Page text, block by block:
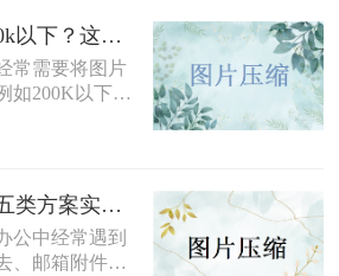
片质量。
图片如何压缩到200k以下？这三种方法简单又高效！
常需要将图片
如200K以下，
网站上传或社
么图片如何压
有效方法，帮
，同时保持较
图片压缩怎么弄？五类方案实测对比，一张表看懂怎么选！
公中经常遇到
、邮箱附件超